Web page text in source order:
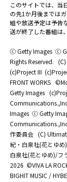
このサイトでは、当
の先1か月後までは
組や放送予定は予告
送が終了した番組は
ⓒ Getty Images ⓒ
Rights Reserved.
(c)Project III
FRONT WORKS
Getty Images
Images ⓒ Getty
作委員会 (C)
紀・白泉社(花とゆめ
白泉社(花とゆめ)/フ
2026 ©️VIVA LA
BIGHIT MUSIC /